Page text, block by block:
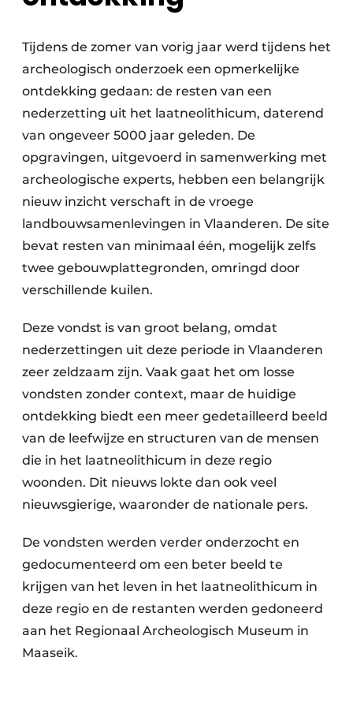
Tijdens de zomer van vorig jaar werd tijdens het
archeologisch onderzoek een opmerkelijke
ontdekking gedaan: de resten van een
nederzetting uit het laatneolithicum, daterend
van ongeveer 5000 jaar geleden. De
opgravingen, uitgevoerd in samenwerking met
archeologische experts, hebben een belangrijk
nieuw inzicht verschaft in de vroege
landbouwsamenlevingen in Vlaanderen. De site
bevat resten van minimaal één, mogelijk zelfs
twee gebouwplattegronden, omringd door
verschillende kuilen.
Deze vondst is van groot belang, omdat
nederzettingen uit deze periode in Vlaanderen
zeer zeldzaam zijn. Vaak gaat het om losse
vondsten zonder context, maar de huidige
ontdekking biedt een meer gedetailleerd beeld
van de leefwijze en structuren van de mensen
die in het laatneolithicum in deze regio
woonden. Dit nieuws lokte dan ook veel
nieuwsgierige, waaronder de nationale pers.
De vondsten werden verder onderzocht en
gedocumenteerd om een beter beeld te
krijgen van het leven in het laatneolithicum in
deze regio en de restanten werden gedoneerd
aan het Regionaal Archeologisch Museum in
Maaseik.